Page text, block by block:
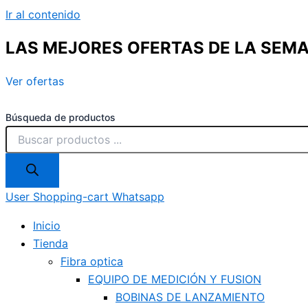
Ir al contenido
LAS MEJORES OFERTAS DE LA
Ver ofertas
Búsqueda de productos
User Shopping-cart Whatsapp
Inicio
Tienda
Fibra optica
EQUIPO DE MEDICIÓN Y FUSION
BOBINAS DE LANZAMIENTO